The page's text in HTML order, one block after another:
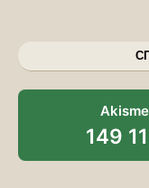
149